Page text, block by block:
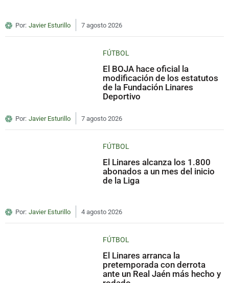
Por: Javier Esturillo 7 agosto 2026
FÚTBOL
El BOJA hace oficial la
modificación de los estatutos
de la Fundación Linares
Deportivo
Por: Javier Esturillo 7 agosto 2026
FÚTBOL
El Linares alcanza los 1.800
abonados a un mes del inicio
de la Liga
Por: Javier Esturillo 4 agosto 2026
FÚTBOL
El Linares arranca la
pretemporada con derrota
ante un Real Jaén más hecho y